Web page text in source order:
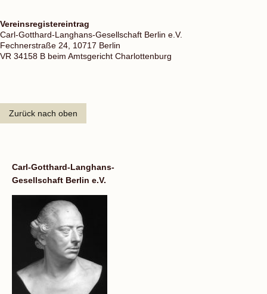
Vereinsregistereintrag
Carl-Gotthard-Langhans-Gesellschaft Berlin e.V.
Fechnerstraße 24, 10717 Berlin
VR 34158 B beim Amtsgericht Charlottenburg
Zurück nach oben
Carl-Gotthard-Langhans-
Gesellschaft Berlin e.V.